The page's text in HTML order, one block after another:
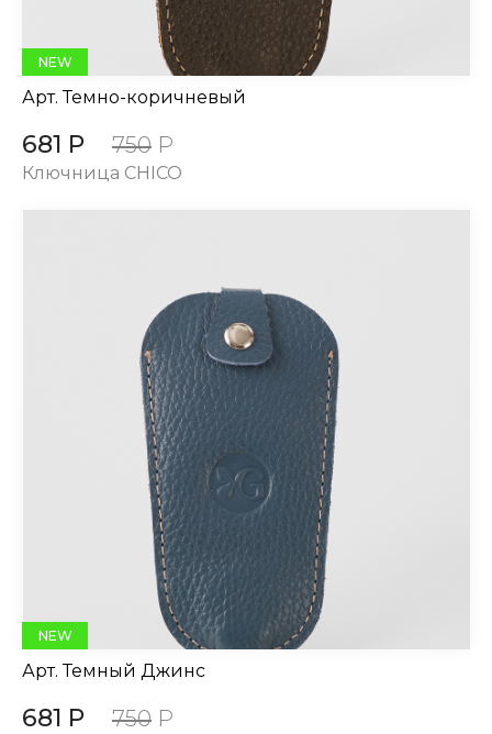
NEW
Арт. Темно-коричневый
681 Р 750 Р
Ключница CHICO
NEW
Арт. Темный Джинс
681 Р 750 Р